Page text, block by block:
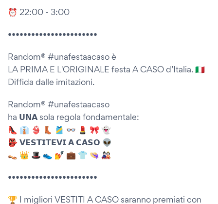
⏰ 22:00 - 3:00
•••••••••••••••••••••••
Random® #unafestaacaso è
LA PRIMA E L'ORIGINALE festa A CASO d’Italia. 🇮🇹
Diffida dalle imitazioni.
Random® #unafestaacaso
ha 𝗨𝗡𝗔 sola regola fondamentale:
👠 👔 👙 👢 🎽 👓 💄 🎀 👻
👺 𝗩𝗘𝗦𝗧𝗜𝗧𝗘𝗩𝗜 𝗔 𝗖𝗔𝗦𝗢 👽
👡 👑 🎩 👟 💅 💼 👕 👒 🎎
•••••••••••••••••••••••
🏆 I migliori VESTITI A CASO saranno premiati con